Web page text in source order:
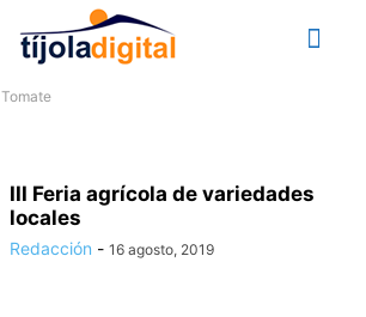
Tomate
III Feria agrícola de variedades
locales
Redacción - 16 agosto, 2019